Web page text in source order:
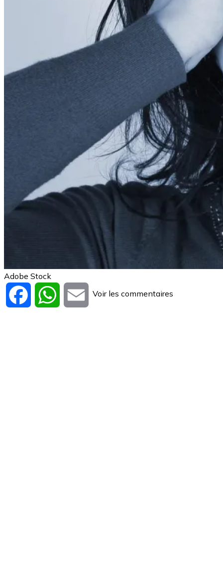
Adobe Stock
Facebook WhatsApp
Email
Voir les commentaires